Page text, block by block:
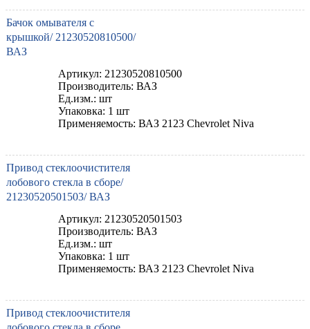
Бачок омывателя с
крышкой/ 21230520810500/
ВАЗ
Артикул: 21230520810500
Производитель: ВАЗ
Ед.изм.: шт
Упаковка: 1 шт
Применяемость: ВАЗ 2123 Chevrolet Niva
Привод стеклоочистителя
лобового стекла в сборе/
21230520501503/ ВАЗ
Артикул: 21230520501503
Производитель: ВАЗ
Ед.изм.: шт
Упаковка: 1 шт
Применяемость: ВАЗ 2123 Chevrolet Niva
Привод стеклоочистителя